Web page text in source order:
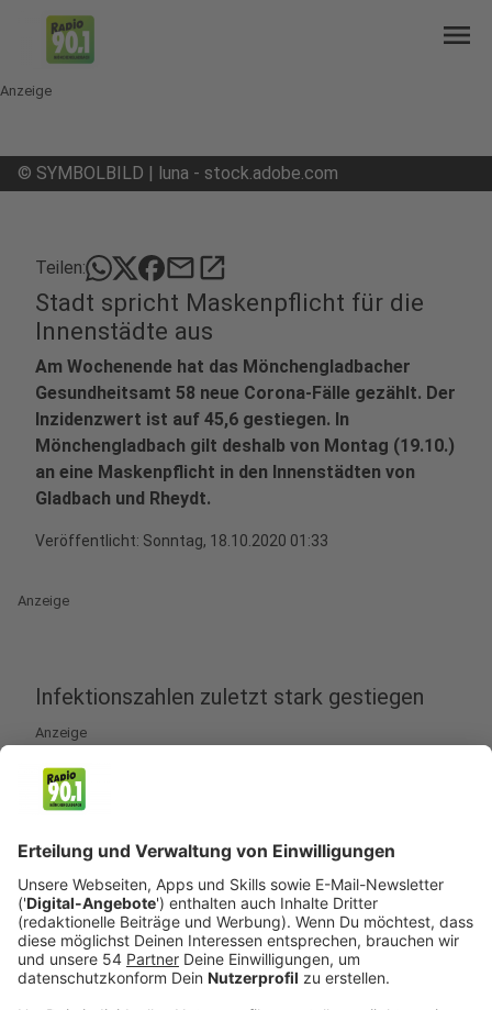
menu
Anzeige
© SYMBOLBILD | luna - stock.adobe.com
Teilen: mailopen_in_new
Stadt spricht Maskenpflicht für die
Innenstädte aus
Am Wochenende hat das Mönchengladbacher
Gesundheitsamt 58 neue Corona-Fälle gezählt. Der
Inzidenzwert ist auf 45,6 gestiegen. In
Mönchengladbach gilt deshalb von Montag (19.10.)
an eine Maskenpflicht in den Innenstädten von
Gladbach und Rheydt.
Veröffentlicht: Sonntag, 18.10.2020 01:33
Anzeige
Infektionszahlen zuletzt stark gestiegen
Anzeige
Die Maskenpflicht gilt in zentralen Bereichen der
Hindenburgstraße und rund um den Rheydter Markt.
Nach der Corona-Schutz-Verordnung ist die neue
Allgemeinverfügung in Kraft - die Stadt begründet den
Schritt mit der immer schnelleren Verbreitung des
Corona-Virus und dem jüngsten starken Anstieg der